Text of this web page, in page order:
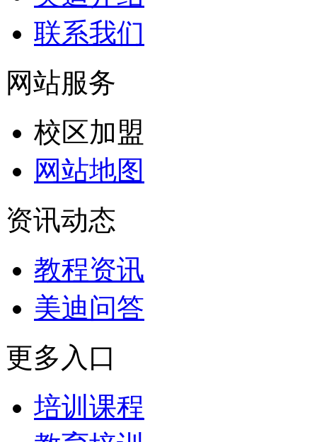
联系我们
网站服务
校区加盟
网站地图
资讯动态
教程资讯
美迪问答
更多入口
培训课程